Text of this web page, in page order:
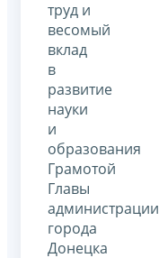
труд и
весомый
вклад
в
развитие
науки
и
образования
Грамотой
Главы
администрации
города
Донецка